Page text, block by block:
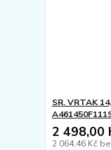
SR. VRTAK
2 498,00
2 064,46 Kč